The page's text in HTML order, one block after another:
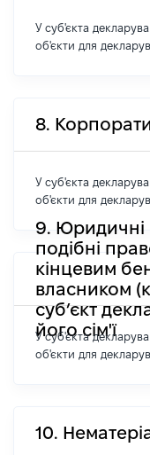
У суб'єкта
об'єкти для
8.
У суб'єкта
об'єкти для
9. Юридичні
подібні
кінцевим
власником
суб’єкт
його сім'ї
У суб'єкта
об'єкти для
10.